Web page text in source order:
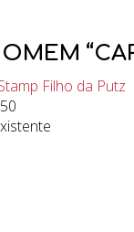
Filho da Putz